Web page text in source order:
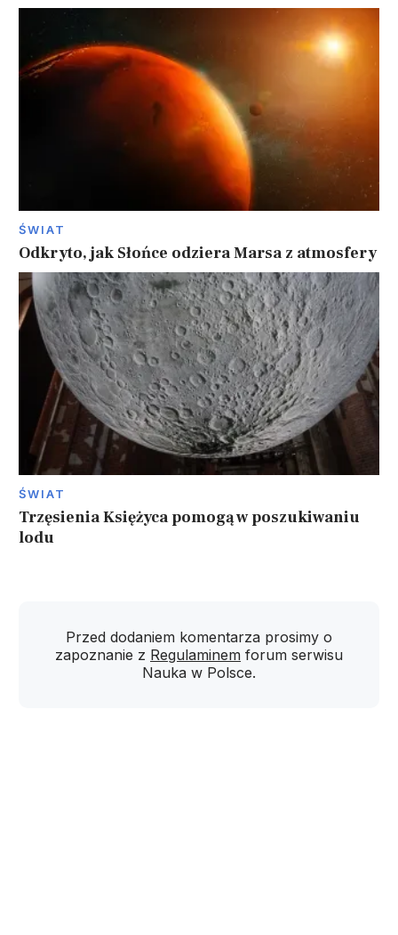
ŚWIAT
Odkryto, jak Słońce odziera Marsa z atmosfery
ŚWIAT
Trzęsienia Księżyca pomogą w poszukiwaniu
lodu
Przed dodaniem komentarza prosimy o
zapoznanie z Regulaminem forum serwisu
Nauka w Polsce.